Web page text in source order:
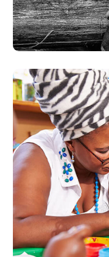
Rural
#CHARITY